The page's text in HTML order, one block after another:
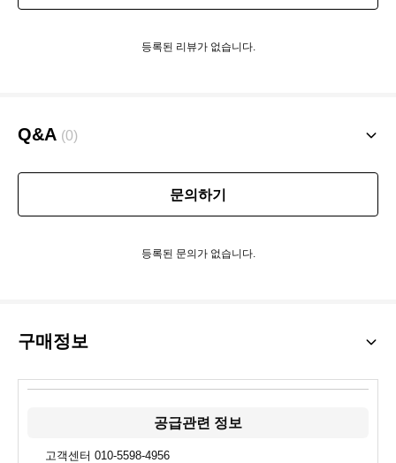
등록된 리뷰가 없습니다.
Q&A (0)
문의하기
등록된 문의가 없습니다.
구매정보
공급관련 정보
고객센터 010-5598-4956